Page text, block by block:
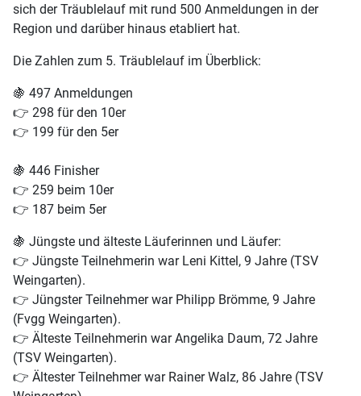
sich der Träublelauf mit rund 500 Anmeldungen in der
Region und darüber hinaus etabliert hat.
Die Zahlen zum 5. Träublelauf im Überblick:
🍇 497 Anmeldungen
👉 298 für den 10er
👉 199 für den 5er
🍇 446 Finisher
👉 259 beim 10er
👉 187 beim 5er
🍇 Jüngste und älteste Läuferinnen und Läufer:
👉 Jüngste Teilnehmerin war Leni Kittel, 9 Jahre (TSV
Weingarten).
👉 Jüngster Teilnehmer war Philipp Brömme, 9 Jahre
(Fvgg Weingarten).
👉 Älteste Teilnehmerin war Angelika Daum, 72 Jahre
(TSV Weingarten).
👉 Ältester Teilnehmer war Rainer Walz, 86 Jahre (TSV